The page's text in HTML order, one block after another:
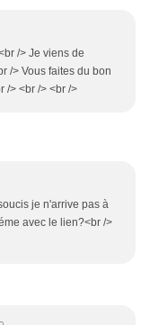
/> Je viens de
/> Vous faites du bon
/> <br /> <br />
je n'arrive pas à
avec le lien?<br />